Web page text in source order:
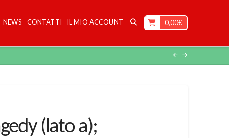
NEWS CONTATTI IL MIO ACCOUNT 0,00€
(lato a);